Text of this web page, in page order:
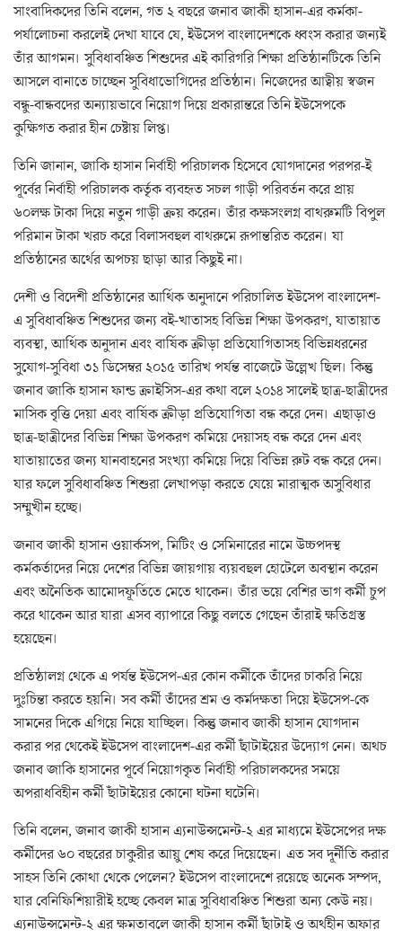
সাংবাদিকদের তিনি বলেন, গত ২ বছরে জনাব জাকী হাসান-এর কর্মকা-
পর্যালোচনা করলেই দেখা যাবে যে, ইউসেপ বাংলাদেশকে ধ্বংস করার জন্যই
তাঁর আগমন। সুবিধাবঞ্চিত শিশুদের এই কারিগরি শিক্ষা প্রতিষ্ঠানটিকে তিনি
আসলে বানাতে চাচ্ছেন সুবিধাভোগিদের প্রতিষ্ঠান। নিজেদের আত্বীয় স্বজন
বন্ধু-বান্ধবদের অন্যায়ভাবে নিয়োগ দিয়ে প্রকারান্তরে তিনি ইউসেপকে
কুক্ষিগত করার হীন চেষ্টায় লিপ্ত।
তিনি জানান, জাকি হাসান নির্বাহী পরিচালক হিসেবে যোগদানের পরপর-ই
পূর্বের নির্বাহী পরিচালক কর্তৃক ব্যবহৃত সচল গাড়ী পরিবর্তন করে প্রায়
৬০লক্ষ টাকা দিয়ে নতুন গাড়ী ক্রয় করেন। তাঁর কক্ষসংলগ্ন বাথরুমটি বিপুল
পরিমান টাকা খরচ করে বিলাসবহুল বাথরুমে রূপান্তরিত করেন। যা
প্রতিষ্ঠানের অর্থের অপচয় ছাড়া আর কিছুই না।
দেশী ও বিদেশী প্রতিষ্ঠানের আর্থিক অনুদানে পরিচালিত ইউসেপ বাংলাদেশ-
এ সুবিধাবঞ্চিত শিশুদের জন্য বই-খাতাসহ বিভিন্ন শিক্ষা উপকরণ, যাতায়াত
ব্যবস্থা, আর্থিক অনুদান এবং বার্ষিক ক্রীড়া প্রতিযোগিতাসহ বিভিন্নধরনের
সুযোগ-সুবিধা ৩১ ডিসেম্বর ২০১৫ তারিখ পর্যন্ত বাজেটে উল্লেখ ছিল। কিন্তু
জনাব জাকি হাসান ফান্ড ক্রাইসিস-এর কথা বলে ২০১৪ সালেই ছাত্র-ছাত্রীদের
মাসিক বৃত্তি দেয়া এবং বার্ষিক ক্রীড়া প্রতিযোগিতা বন্ধ করে দেন। এছাড়াও
ছাত্র-ছাত্রীদের বিভিন্ন শিক্ষা উপকরণ কমিয়ে দেয়াসহ বন্ধ করে দেন এবং
যাতায়াতের জন্য যানবাহনের সংখ্যা কমিয়ে দিয়ে বিভিন্ন রুট বন্ধ করে দেন।
যার ফলে সুবিধাবঞ্চিত শিশুরা লেখাপড়া করতে যেয়ে মারাত্মক অসুবিধার
সম্মুখীন হচ্ছে।
জনাব জাকী হাসান ওয়ার্কসপ, মিটিং ও সেমিনারের নামে উচ্চপদস্থ
কর্মকর্তাদের নিয়ে দেশের বিভিন্ন জায়গায় ব্যয়বহুল হোটেলে অবস্থান করেন
এবং অনৈতিক আমোদফূর্তিতে মেতে থাকেন। তাঁর ভয়ে বেশির ভাগ কর্মী চুপ
করে থাকেন আর যারা এসব ব্যাপারে কিছু বলতে গেছেন তাঁরাই ক্ষতিগ্রস্ত
হয়েছেন।
প্রতিষ্ঠালগ্ন থেকে এ পর্যন্ত ইউসেপ-এর কোন কর্মীকে তাঁদের চাকরি নিয়ে
দুঃচিন্তা করতে হয়নি। সব কর্মী তাঁদের শ্রম ও কর্মদক্ষতা দিয়ে ইউসেপ-কে
সামনের দিকে এগিয়ে নিয়ে যাচ্ছিল। কিন্তু জনাব জাকী হাসান যোগদান
করার পর থেকেই ইউসেপ বাংলাদেশ-এর কর্মী ছাঁটাইয়ের উদ্যোগ নেন। অথচ
জনাব জাকি হাসানের পূর্বে নিয়োগকৃত নির্বাহী পরিচালকদের সময়ে
অপরাধবিহীন কর্মী ছাঁটাইয়ের কোনো ঘটনা ঘটেনি।
তিনি বলেন, জনাব জাকী হাসান এ্যনাউন্সমেন্ট-২ এর মাধ্যমে ইউসেপের দক্ষ
কর্মীদের ৬০ বছরের চাকুরীর আয়ু শেষ করে দিয়েছেন। এত সব দূর্নীতি করার
সাহস তিনি কোথা থেকে পেলেন? ইউসেপ বাংলাদেশে রয়েছে অনেক সম্পদ,
যার বেনিফিশিয়ারীই হচ্ছে কেবল মাত্র সুবিধাবঞ্চিত শিশুরা অন্য কেউ নয়।
এ্যনাউন্সমেন্ট-২ এর ক্ষমতাবলে জাকী হাসান কর্মী ছাঁটাই ও অর্থহীন অফার